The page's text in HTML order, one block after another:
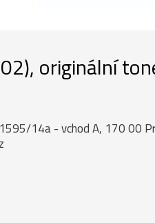
originální
14a - vchod A, 170 00